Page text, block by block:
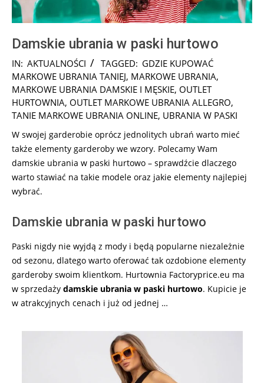
Damskie ubrania w paski hurtowo
2025-
01-
24
IN: AKTUALNOŚCI TAGGED: GDZIE KUPOWAĆ
MARKOWE UBRANIA TANIEJ, MARKOWE UBRANIA,
MARKOWE UBRANIA DAMSKIE I MĘSKIE, OUTLET
HURTOWNIA, OUTLET MARKOWE UBRANIA ALLEGRO,
TANIE MARKOWE UBRANIA ONLINE, UBRANIA W PASKI
W swojej garderobie oprócz jednolitych ubrań warto mieć
także elementy garderoby we wzory. Polecamy Wam
damskie ubrania w paski hurtowo – sprawdźcie dlaczego
warto stawiać na takie modele oraz jakie elementy najlepiej
wybrać.
Damskie ubrania w paski hurtowo
Paski nigdy nie wyjdą z mody i będą popularne niezależnie
od sezonu, dlatego warto oferować tak ozdobione elementy
garderoby swoim klientkom. Hurtownia Factoryprice.eu ma
w sprzedaży damskie ubrania w paski hurtowo. Kupicie je
w atrakcyjnych cenach i już od jednej …